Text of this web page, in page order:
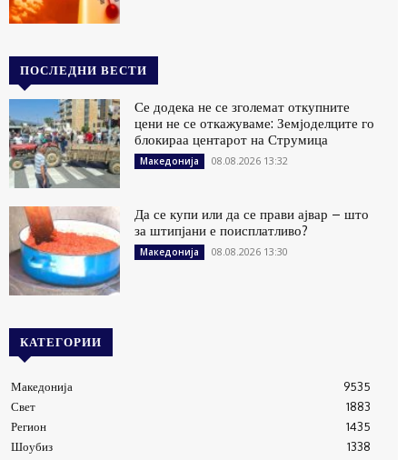
ПОСЛЕДНИ ВЕСТИ
Се додека не се зголемат откупните
цени не се откажуваме: Земјоделците го
блокираа центарот на Струмица
Македонија 08.08.2026 13:32
Да се купи или да се прави ајвар – што
за штипјани е поисплатливо?
Македонија 08.08.2026 13:30
КАТЕГОРИИ
Македонија
9535
Свет
1883
Регион
1435
Шоубиз
1338